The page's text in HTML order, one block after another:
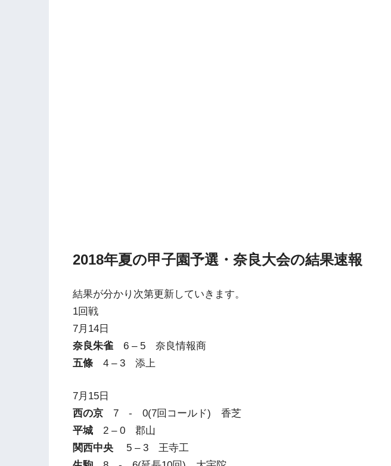
2018年夏の甲子園予選・奈良大会の結果速報
結果が分かり次第更新していきます。
1回戦
7月14日
奈良朱雀 6 – 5 奈良情報商
五條 4 – 3 添上
7月15日
西の京 7 - 0(7回コールド) 香芝
平城 2 – 0 郡山
関西中央
5 – 3 王寺工